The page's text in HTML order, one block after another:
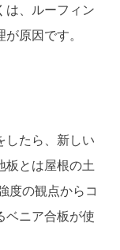
は、ルーフィン
原因です。
したら、新しい
板とは屋根の土
度の観点からコ
ベニア合板が使